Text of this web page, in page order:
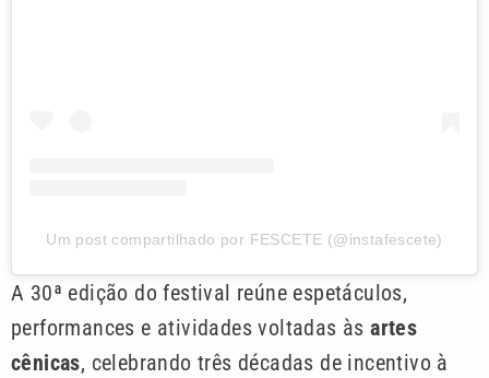
Um post compartilhado por FESCETE (@instafescete)
A 30ª edição do festival reúne espetáculos,
performances e atividades voltadas àsartes
cênicas, celebrando três décadas de incentivo à